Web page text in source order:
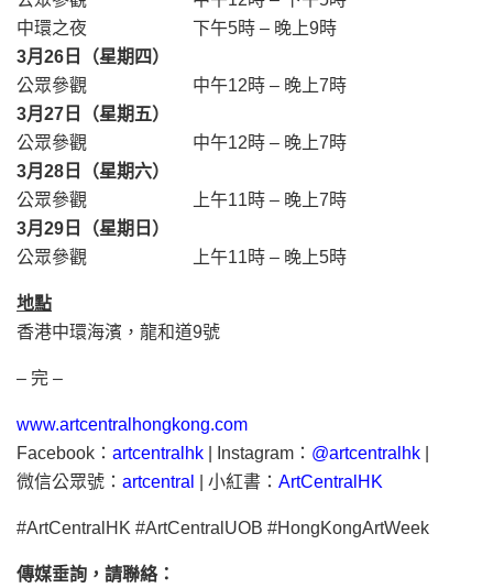
中環之夜 下午5時 – 晚上9時
3月26日（星期四）
公眾參觀 中午12時 – 晚上7時
3月27日（星期五）
公眾參觀 中午12時 – 晚上7時
3月28日（星期六）
公眾參觀 上午11時 – 晚上7時
3月29日（星期日）
公眾參觀 上午11時 – 晚上5時
地點
香港中環海濱，龍和道9號
– 完 –
www.artcentralhongkong.com
Facebook： artcentralhk | Instagram： @artcentralhk
微信公眾號： artcentral | 小紅書： ArtCentralHK
#ArtCentralHK #ArtCentralUOB #HongKongArtWeek
傳媒垂詢，請聯絡：